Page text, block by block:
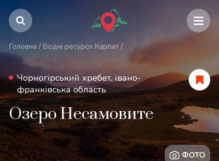
Головна / Водні ресурси Карпат /
Чорногірський хребет, івано-
франківська область
Озеро Несамовите
ФОТО